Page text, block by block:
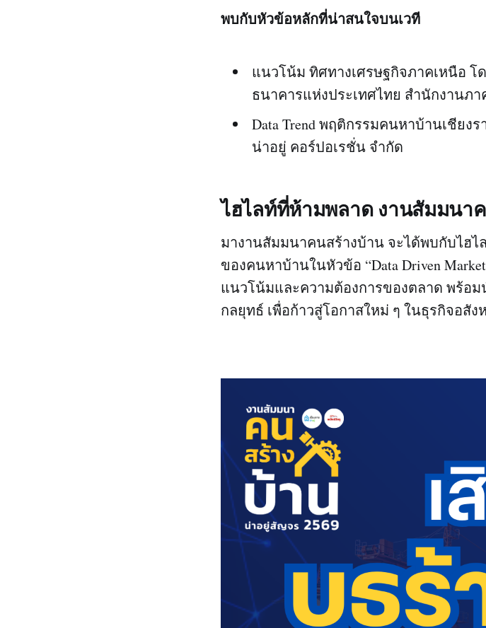
พบกับหัวข้อหลักที่น่าสนใจบนเวที
แนวโน้ม ทิศทางเศรษฐกิจภาคเหนือ
ธนาคารแห่งประเทศไทย สำนักงานภา
Data Trend พฤติกรรมคนหาบ้านเชีย
น่าอยู่ คอร์ปอเรชั่น จำกัด
ไฮไลท์ที่ห้ามพลาด งานสัมมนา
มางานสัมมนาคนสร้างบ้าน จะได้พบกับไฮ
ของคนหาบ้านในหัวข้อ “Data Driven
แนวโน้มและความต้องการของตลาด พร้อ
กลยุทธ์ เพื่อก้าวสู่โอกาสใหม่ ๆ ในธุรกิจอสัง